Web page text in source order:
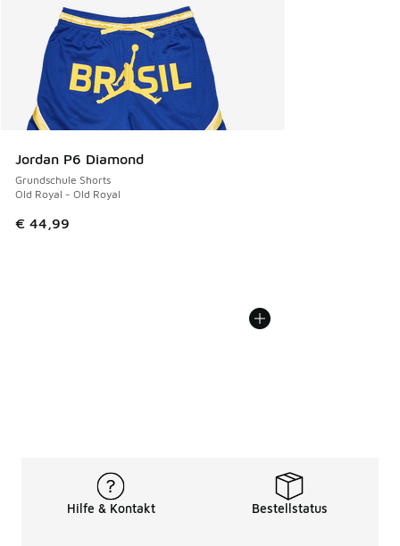
Jordan P6 Diamond
Grundschule Shorts
Old Royal - Old Royal
€ 44,99
Hilfe & Kontakt Bestellstatus